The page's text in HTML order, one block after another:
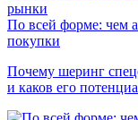
рынки
По всей форме: чем
покупки
Почему шеринг
и каков его